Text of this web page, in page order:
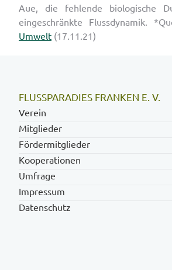
Aue, die fehlende biologische
eingeschränkte Flussdynamik.
Umwelt (17.11.21)
FLUSSPARADIES FRANKEN E. V.
Verein
Mitglieder
Fördermitglieder
Kooperationen
Umfrage
Impressum
Datenschutz